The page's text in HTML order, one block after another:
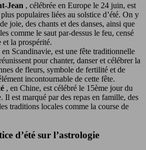
Jean , célébrée en Europe le 24 juin, est
populaires liées au solstice d’été. On y
joie, des chants et des danses, ainsi que
comme le saut par-dessus le feu, censé
et la prospérité.
en Scandinavie, est une fête traditionnelle
pour chanter, danser et célébrer la
de fleurs, symbole de fertilité et de
incontournable de cette fête.
, en Chine, est célébré le 15ème jour du
Il est marqué par des repas en famille, des
traditions locales comme la course de
d’été sur l’astrologie